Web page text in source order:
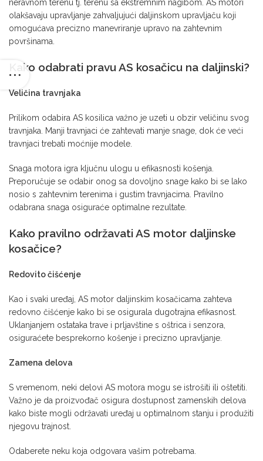
neravnom terenu tj. terenu sa ekstremnim nagibom. AS motori
olakšavaju upravljanje zahvaljujući daljinskom upravljaču koji
omogućava precizno manevriranje upravo na zahtevnim
površinama.
Kako odabrati pravu AS kosačicu na daljinski?
Veličina travnjaka
Prilikom odabira AS kosilica važno je uzeti u obzir veličinu svog
travnjaka. Manji travnjaci će zahtevati manje snage, dok će veći
travnjaci trebati moćnije modele.
Snaga motora igra ključnu ulogu u efikasnosti košenja.
Preporučuje se odabir onog sa dovoljno snage kako bi se lako
nosio s zahtevnim terenima i gustim travnjacima. Pravilno
odabrana snaga osiguraće optimalne rezultate.
Kako pravilno održavati AS motor daljinske
kosačice?
Redovito čišćenje
Kao i svaki uređaj, AS motor daljinskim kosačicama zahteva
redovno čišćenje kako bi se osigurala dugotrajna efikasnost.
Uklanjanjem ostataka trave i prljavštine s oštrica i senzora,
osiguraćete besprekorno košenje i precizno upravljanje.
Zamena delova
S vremenom, neki delovi AS motora mogu se istrošiti ili oštetiti.
Važno je da proizvođač osigura dostupnost zamenskih delova
kako biste mogli održavati uređaj u optimalnom stanju i produžiti
njegovu trajnost.
Odaberete neku koja odgovara vašim potrebama.